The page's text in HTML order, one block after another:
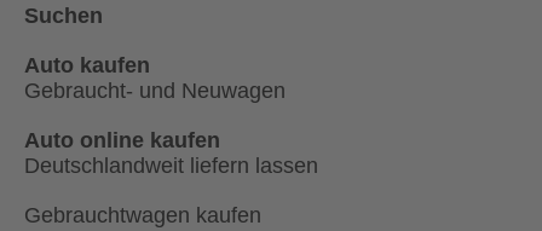
Suchen
Auto kaufen
Gebraucht- und Neuwagen
Auto online kaufen
Deutschlandweit liefern lassen
Gebrauchtwagen kaufen